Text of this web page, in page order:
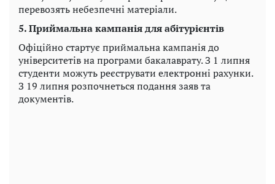
перевозять небезпечні матеріали.
5. Приймальна кампанія для абітурієнтів
Офіційно стартує приймальна кампанія до
університетів на програми бакалаврату. З 1 липня
студенти можуть реєструвати електронні рахунки.
З 19 липня розпочнеться подання заяв та
документів.